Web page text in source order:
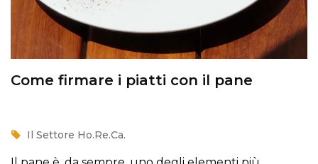
Come firmare i piatti con il pane
Il Settore Ho.Re.Ca.